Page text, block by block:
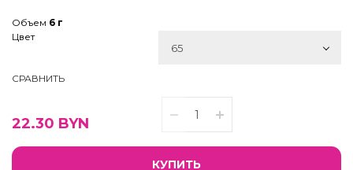
Объем 6 г
Цвет
65
СРАВНИТЬ
22.30 BYN
КУПИТЬ